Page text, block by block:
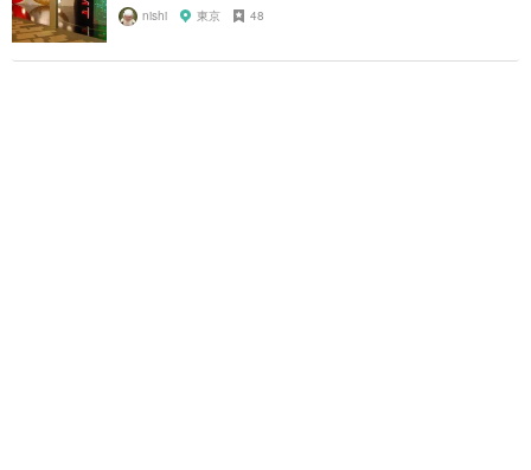
nishi 東京 48